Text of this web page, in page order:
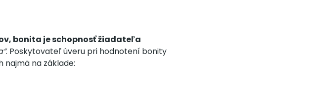
bonita je schopnosť žiadateľa
. Poskytovateľ úveru pri hodnotení bonity
najmä na základe: